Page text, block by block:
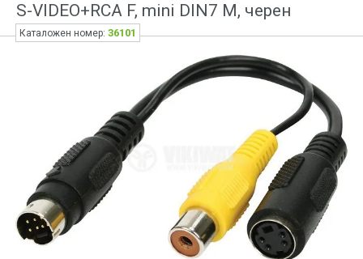
S-VIDEO+RCA F, mini DIN7 M, черен
Каталожен номер: 36101